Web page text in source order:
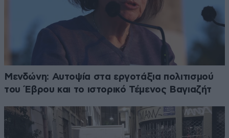
Μενδώνη: Αυτοψία στα εργοτάξια πολιτισμού
του Έβρου και το ιστορικό Τέμενος Βαγιαζήτ